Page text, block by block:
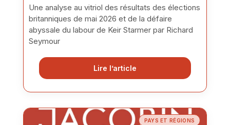
Une analyse au vitriol des résultats des élections
britanniques de mai 2026 et de la défaire
abyssale du labour de Keir Starmer par Richard
Seymour
Lire l’article
PAYS ET RÉGIONS